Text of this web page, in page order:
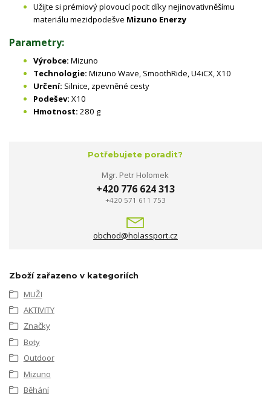
Užijte si prémiový plovoucí pocit díky nejinovativněšímu
materiálu mezidpodešve Mizuno Enerzy
Parametry:
Výrobce: Mizuno
Technologie: Mizuno Wave, SmoothRide, U4iCX, X10
Určení: Silnice, zpevněné cesty
Podešev: X10
Hmotnost: 280 g
Potřebujete poradit?
Mgr. Petr Holomek
+420 776 624 313
+420 571 611 753
obchod@holassport.cz
Zboží zařazeno v kategoriích
MUŽI
AKTIVITY
Značky
Boty
Outdoor
Mizuno
Běhání